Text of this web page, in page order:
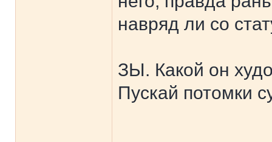
навряд ли со
ЗЫ. Какой он
Пускай потомки